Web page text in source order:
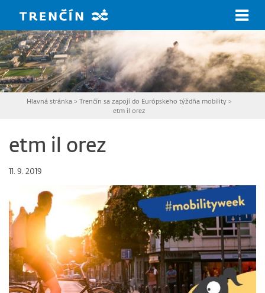
Hlavná stránka > Trenčín sa zapojí do Európskeho týždňa mobility>
etm il orez
etm il orez
11. 9. 2019